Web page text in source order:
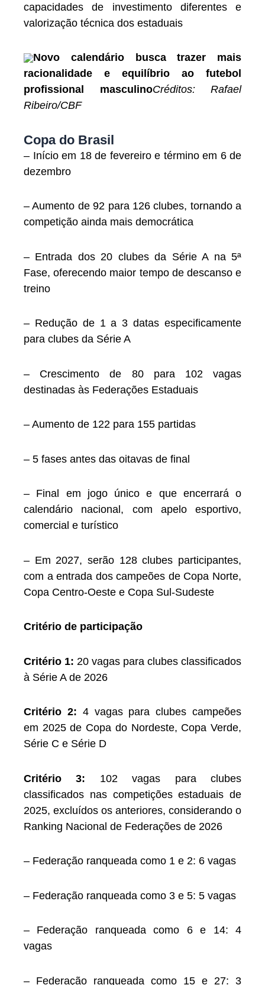
capacidades de investimento diferentes e
valorização técnica dos estaduais
Novo calendário busca trazer mais
racionalidade e equilíbrio ao futebol
profissional masculinoCréditos: Rafael
Ribeiro/CBF
Copa do Brasil
– Início em 18 de fevereiro e término em 6 de
dezembro
– Aumento de 92 para 126 clubes, tornando a
competição ainda mais democrática
– Entrada dos 20 clubes da Série A na 5ª
Fase, oferecendo maior tempo de descanso e
treino
– Redução de 1 a 3 datas especificamente
para clubes da Série A
– Crescimento de 80 para 102 vagas
destinadas às Federações Estaduais
– Aumento de 122 para 155 partidas
– 5 fases antes das oitavas de final
– Final em jogo único e que encerrará o
calendário nacional, com apelo esportivo,
comercial e turístico
– Em 2027, serão 128 clubes participantes,
com a entrada dos campeões de Copa Norte,
Copa Centro-Oeste e Copa Sul-Sudeste
Critério de participação
Critério 1: 20 vagas para clubes classificados
à Série A de 2026
Critério 2: 4 vagas para clubes campeões
em 2025 de Copa do Nordeste, Copa Verde,
Série C e Série D
Critério 3: 102 vagas para clubes
classificados nas competições estaduais de
2025, excluídos os anteriores, considerando o
Ranking Nacional de Federações de 2026
– Federação ranqueada como 1 e 2: 6 vagas
– Federação ranqueada como 3 e 5: 5 vagas
– Federação ranqueada como 6 e 14: 4
vagas
– Federação ranqueada como 15 e 27: 3